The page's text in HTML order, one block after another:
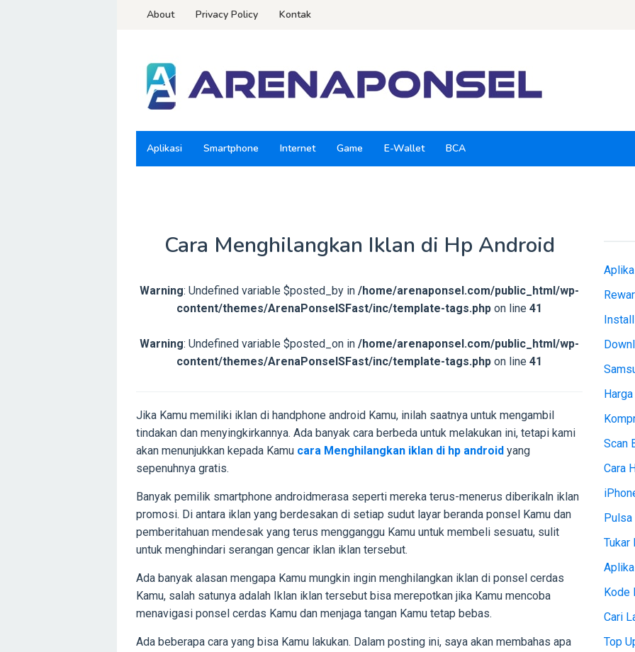
About Privacy Policy Kontak
Aplikasi Smartphone Internet Game E-Wallet BCA
Cara Menghilangkan Iklan di Hp Android
Warning: Undefined variable $posted_by in /home/arenaponsel.com/public_html/wp-
content/themes/ArenaPonselSFast/inc/template-tags.php on line 41
Warning: Undefined variable $posted_on in /home/arenaponsel.com/public_html/wp-
content/themes/ArenaPonselSFast/inc/template-tags.php on line 41
Jika Kamu memiliki iklan di handphone android Kamu, inilah saatnya untuk mengambil
tindakan dan menyingkirkannya. Ada banyak cara berbeda untuk melakukan ini, tetapi kami
akan menunjukkan kepada Kamu cara Menghilangkan iklan di hp android yang
sepenuhnya gratis.
Banyak pemilik smartphone androidmerasa seperti mereka terus-menerus diberikaln iklan
promosi. Di antara iklan yang berdesakan di setiap sudut layar beranda ponsel Kamu dan
pemberitahuan mendesak yang terus mengganggu Kamu untuk membeli sesuatu, sulit
untuk menghindari serangan gencar iklan iklan tersebut.
Ada banyak alasan mengapa Kamu mungkin ingin menghilangkan iklan di ponsel cerdas
Kamu, salah satunya adalah Iklan iklan tersebut bisa merepotkan jika Kamu mencoba
menavigasi ponsel cerdas Kamu dan menjaga tangan Kamu tetap bebas.
Ada beberapa cara yang bisa Kamu lakukan. Dalam posting ini, saya akan membahas apa
Scan
Cara
Pulsa
Tukar
Kode
Cari
Top